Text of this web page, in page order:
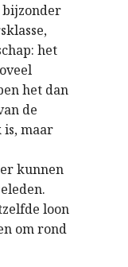
bijzonder
het
het dan
de
maar
kunnen
loon
om rond